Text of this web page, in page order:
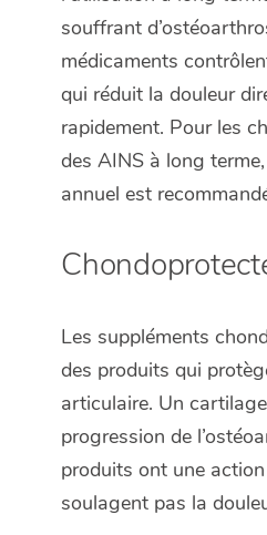
souffrant
médicaments
qui réduit la douleur
rapidement. Pour les
des AINS à long
annuel est
Les suppléments
des produits qui
articulaire. Un
progression de
produits ont une
soulagent pas la